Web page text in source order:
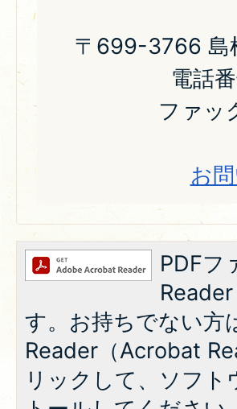
〒699-3766 島
電話
ファッ
お
PDFフ
す。お持ちでない方
Reader（Acrobat
リックして、ソフ